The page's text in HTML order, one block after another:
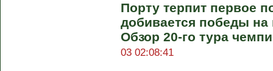
Порту терпит первое
добивается победы на
Обзор 20-го тура
03 02:08:41